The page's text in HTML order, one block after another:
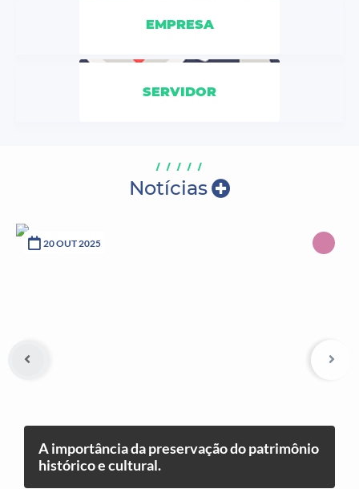
EMPRESA
SERVIDOR
Notícias
20 OUT 2025
A importância da preservação do patrimônio
histórico e cultural.